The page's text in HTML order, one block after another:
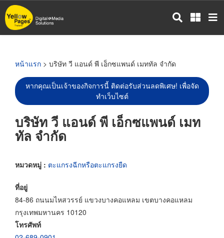
ข้าม
ไป
หน้าแรก > บริษัท วี แอนด์ พี เอ็กซแพนด์ เมททัล จำกัด
หากคุณเป็นเจ้าของกิจการนี้ ติดต่อรับส่วนลดพิเศษ! เพื่อจัด
ทำเว็บไซต์
บริษัท วี แอนด์ พี เอ็กซแพนด์ เมท
ทัล จำกัด
หมวดหมู่ : ตะแกรงฉีกหรือตะแกรงยืด
ที่อยู่
84-86 ถนนมไหสวรรย์ แขวงบางคอแหลม เขตบางคอแหลม
กรุงเทพมหานคร 10120
โทรศัพท์